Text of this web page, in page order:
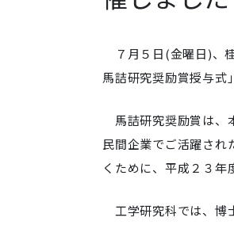
７月５日(金曜日)、
馬詰研究奨励賞授与式
馬詰研究奨励賞は、
民間企業でご活躍さ
くために、平成２３年
工学研究科では、博